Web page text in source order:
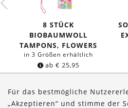
8 STÜCK
BIOBAUMWOLL
TAMPONS, FLOWERS
in 3 Größen erhältlich
ab€ 25,95
Für das bestmögliche
„Akzeptieren“ und stimme der